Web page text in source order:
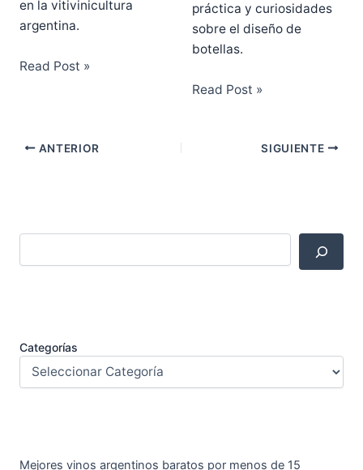
en la vitivinicultura
argentina.
Read Post »
práctica y curiosidades
sobre el diseño de
botellas.
Read Post »
ANTERIOR SIGUIENTE
Categorías
Mejores vinos argentinos baratos por menos de 15